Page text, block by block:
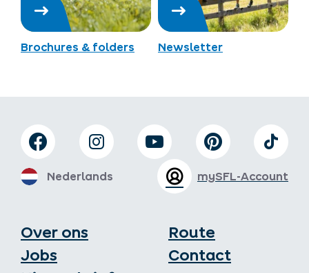
Brochures & folders Newsletter
Over ons
Jobs
Route
Contact
mySFL-Account
Nederlands